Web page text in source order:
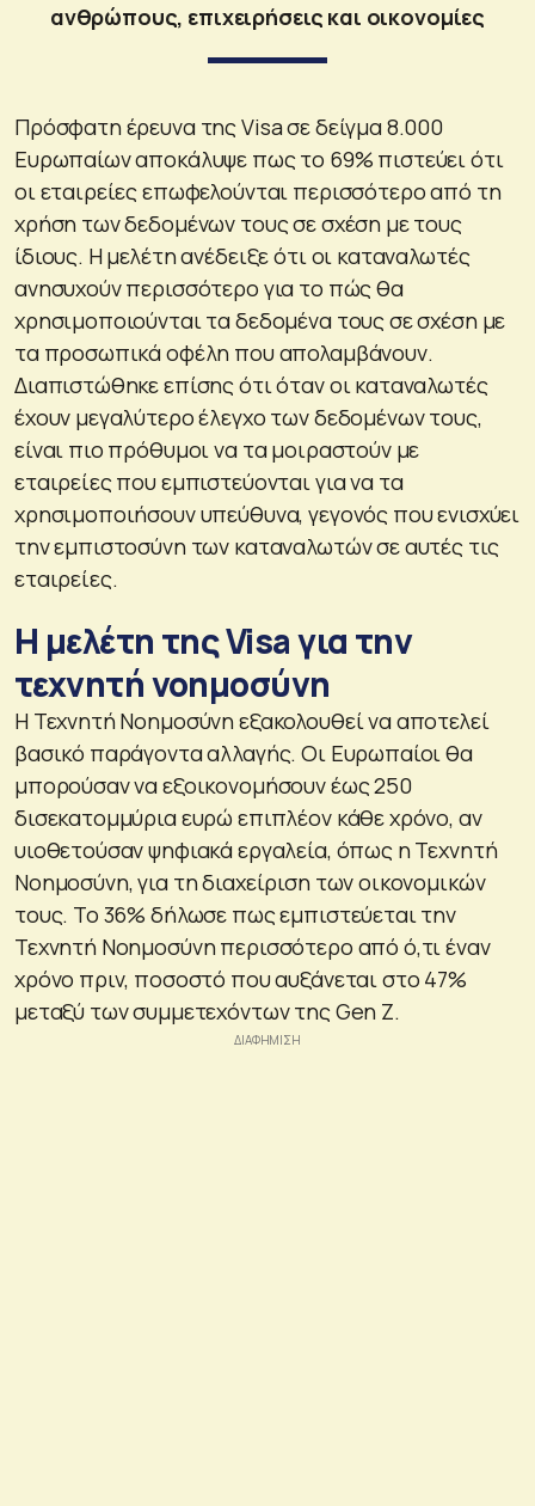
ανθρώπους, επιχειρήσεις και οικονομίες
Πρόσφατη έρευνα της Visa σε δείγμα 8.000
Ευρωπαίων αποκάλυψε πως το 69% πιστεύει ότι
οι εταιρείες επωφελούνται περισσότερο από τη
χρήση των δεδομένων τους σε σχέση με τους
ίδιους. Η μελέτη ανέδειξε ότι οι καταναλωτές
ανησυχούν περισσότερο για το πώς θα
χρησιμοποιούνται τα δεδομένα τους σε σχέση με
τα προσωπικά οφέλη που απολαμβάνουν.
Διαπιστώθηκε επίσης ότι όταν οι καταναλωτές
έχουν μεγαλύτερο έλεγχο των δεδομένων τους,
είναι πιο πρόθυμοι να τα μοιραστούν με
εταιρείες που εμπιστεύονται για να τα
χρησιμοποιήσουν υπεύθυνα, γεγονός που ενισχύει
την εμπιστοσύνη των καταναλωτών σε αυτές τις
εταιρείες.
Η μελέτη της Visa για την
τεχνητή νοημοσύνη
Η Τεχνητή Νοημοσύνη εξακολουθεί να αποτελεί
βασικό παράγοντα αλλαγής. Οι Ευρωπαίοι θα
μπορούσαν να εξοικονομήσουν έως 250
δισεκατομμύρια ευρώ επιπλέον κάθε χρόνο, αν
υιοθετούσαν ψηφιακά εργαλεία, όπως η Τεχνητή
Νοημοσύνη, για τη διαχείριση των οικονομικών
τους. Το 36% δήλωσε πως εμπιστεύεται την
Τεχνητή Νοημοσύνη περισσότερο από ό,τι έναν
χρόνο πριν, ποσοστό που αυξάνεται στο 47%
μεταξύ των συμμετεχόντων της Gen Z.